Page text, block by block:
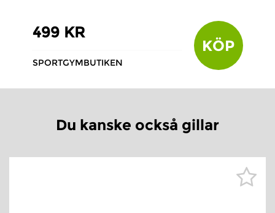
499 KR
SPORTGYMBUTIKEN
KÖP
Du kanske också gillar